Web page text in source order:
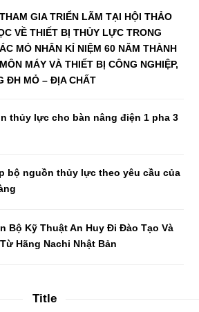
GIA TRIỂN LÃM TẠI HỘI THẢO
VỀ THIẾT BỊ THỦY LỰC TRONG
MỎ NHÂN KỈ NIỆM 60 NĂM THÀNH
MÁY VÀ THIẾT BỊ CÔNG NGHIỆP,
ĐH MỎ – ĐỊA CHẤT
thủy lực cho bàn nâng điện 1 pha 3
bộ nguồn thủy lực theo yêu cầu của
Bộ Kỹ Thuật An Huy Đi Đào Tạo Và
Hãng Nachi Nhật Bản
Title